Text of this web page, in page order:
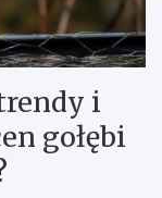
i
gołębi